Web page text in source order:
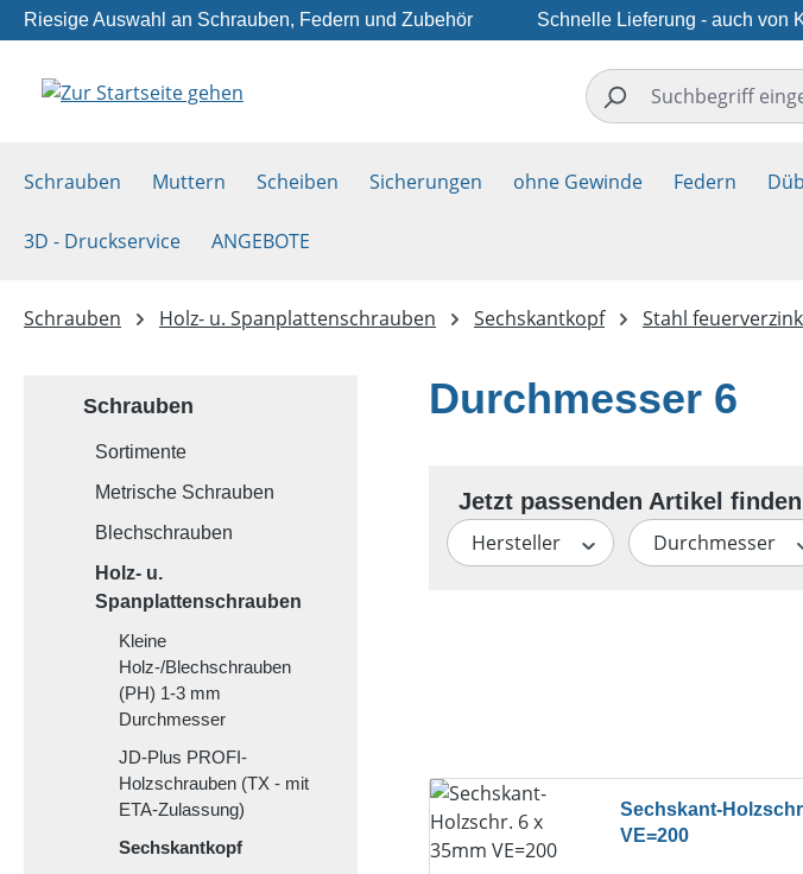
Hauptinhalt springen
Zur Suche springen
Zur Hauptnavigation springen
Riesige Auswahl an Schrauben, Federn und Zubehör Schnelle Lieferung - auch von
Schrauben Muttern Scheiben Sicherungen ohne Gewinde Federn
3D - Druckservice ANGEBOTE
Schrauben Holz- u. Spanplattenschrauben Sechskantkopf Stahl
Schrauben
Sortimente
Metrische Schrauben
Blechschrauben
Holz- u.
Spanplattenschrauben
Kleine
Holz-/Blechschrauben
(PH) 1-3 mm
Durchmesser
JD-Plus PROFI-
Holzschrauben (TX - mit
ETA-Zulassung)
Sechskantkopf
Durchmesser 6
Hersteller Durchmesser
Sechskant-
VE=200